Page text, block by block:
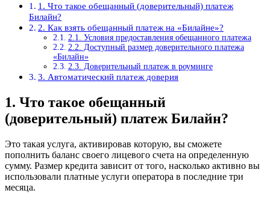
1. Что такое обещанный (доверительный) платеж
Билайн?
2. Как взять обещанный платеж на «Билайне»?
2.1. Условия предоставления обещанного платежа
2.2. Доступный размер доверительного платежа
«Билайн»
2.3. Доверительный платеж в роуминге
3. Автоматический платеж доверия
1. Что такое обещанный
(доверительный) платеж Билайн?
Это такая услуга, активировав которую, вы сможете
пополнить баланс своего лицевого счета на определенную
сумму. Размер кредита зависит от того, насколько активно вы
использовали платные услуги оператора в последние три
месяца.